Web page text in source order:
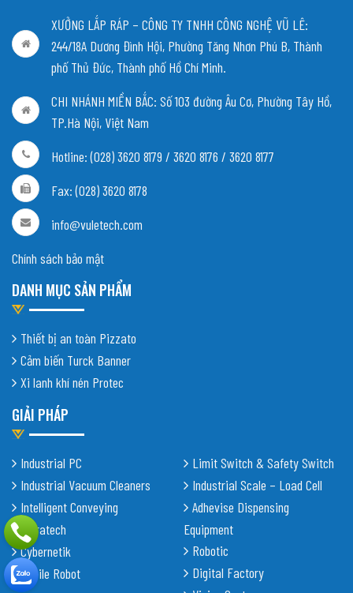
XƯỞNG LẮP RÁP – CÔNG TY TNHH CÔNG NGHỆ VŨ LÊ:
244/18A Dương Đình Hội, Phường Tăng Nhơn Phú B, Thành
phố Thủ Đức, Thành phố Hồ Chí Minh.
CHI NHÁNH MIỀN BẮC: Số 103 đường Âu Cơ, Phường Tây Hồ,
TP.Hà Nội, Việt Nam
Hotline: (028) 3620 8179 / 3620 8176 / 3620 8177
Fax: (028) 3620 8178
info@vuletech.com
Chính sách bảo mật
DANH MỤC SẢN PHẨM
Thiết bị an toàn Pizzato
Cảm biến Turck Banner
Xi lanh khí nén Protec
GIẢI PHÁP
Industrial PC
Industrial Vacuum Cleaners
Intelligent Conveying
Shiratech
Cybernetik
Mobile Robot
Limit Switch & Safety Switch
Industrial Scale – Load Cell
Adhevise Dispensing
Equipment
Robotic
Digital Factory